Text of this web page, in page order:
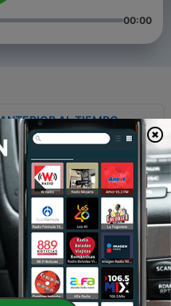
00:00
AL TIEMPO
SUCIO
| HISTORIA DE UNA